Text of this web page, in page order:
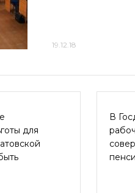
19.12.18
для
В